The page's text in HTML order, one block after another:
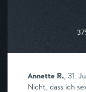
Annette R., 31.
Nicht, dass ich